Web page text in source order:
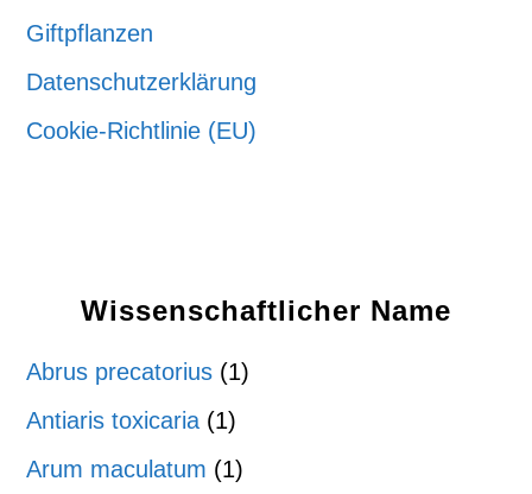
Giftpflanzen
Datenschutzerklärung
Cookie-Richtlinie (EU)
Wissenschaftlicher Name
Abrus precatorius (1)
Antiaris toxicaria (1)
Arum maculatum (1)